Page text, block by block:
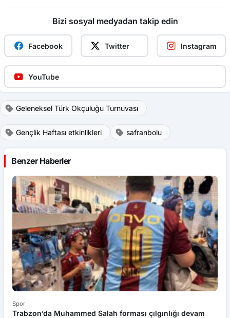
Bizi sosyal medyadan takip edin
Facebook Twitter Instagram
YouTube
Geleneksel Türk Okçuluğu Turnuvası
Gençlik Haftası etkinlikleri safranbolu
Benzer Haberler
Spor
Trabzon’da Muhammed Salah forması çılgınlığı devam